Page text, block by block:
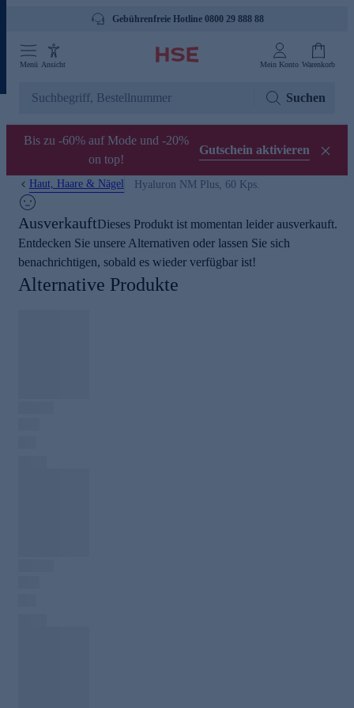
Gebührenfreie Hotline 0800 29 888 88
Menü Ansicht Mein Konto Warenkorb
Suchen
Bis zu -60% auf Mode und -20%
on top!
Gutschein aktivieren
Haut, Haare & Nägel Hyaluron NM Plus, 60 Kps.
AusverkauftDieses Produkt ist momentan leider ausverkauft.
Entdecken Sie unsere Alternativen oder lassen Sie sich
benachrichtigen, sobald es wieder verfügbar ist!
Alternative Produkte